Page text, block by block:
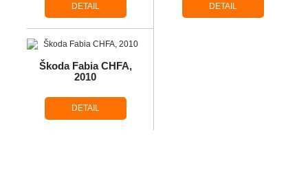
DETAIL DETAIL
Škoda Fabia CHFA,
2010
DETAIL